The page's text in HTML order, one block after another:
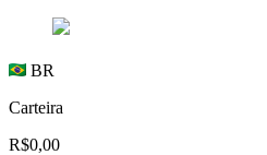
BR
Carteira
R$0,00